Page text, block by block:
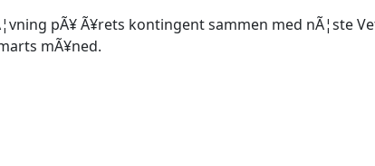
pÃ¥ Ã¥rets kontingent sammen med nÃ¦ste
mÃ¥ned.